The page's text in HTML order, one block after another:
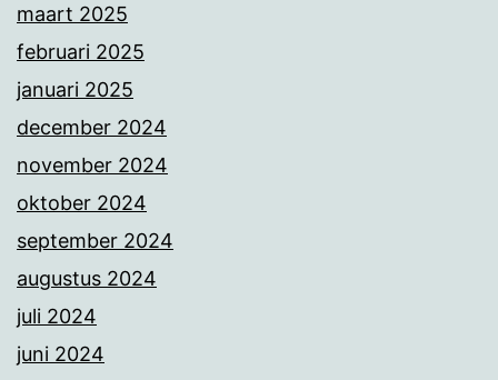
maart 2025
februari 2025
januari 2025
december 2024
november 2024
oktober 2024
september 2024
augustus 2024
juli 2024
juni 2024